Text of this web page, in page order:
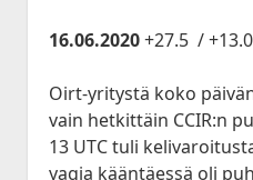
16.06.2020+27.5 /
Oirt-yritystä koko
vain hetkittäin CCIR:n
13 UTC tuli
yagia kääntäessä oli